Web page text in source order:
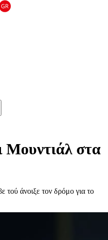
Μουντιάλ στα
άνοιξε τον δρόμο για το